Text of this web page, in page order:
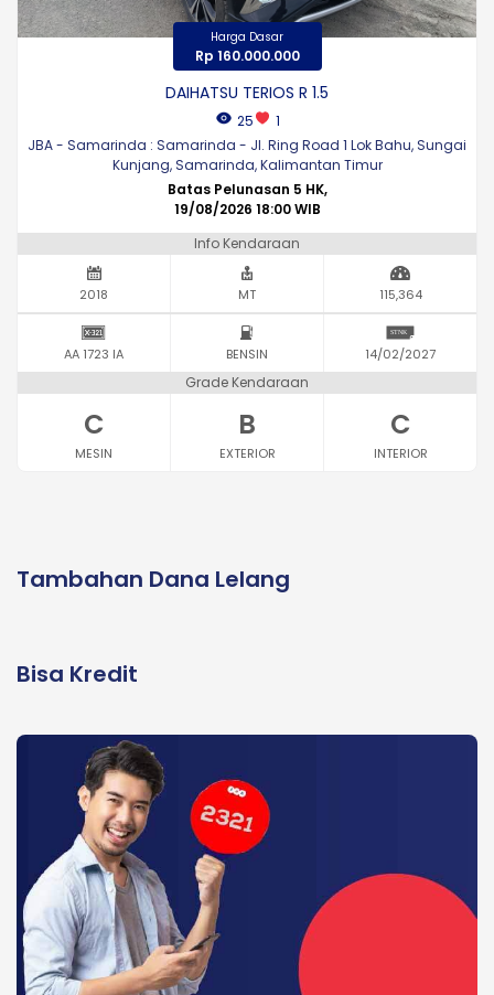
Harga Dasar
Rp 160.000.000
DAIHATSU TERIOS R 1.5
25
1
JBA - Samarinda : Samarinda - Jl. Ring Road 1 Lok Bahu, Sungai
Kunjang, Samarinda, Kalimantan Timur
Batas Pelunasan 5 HK,
19/08/2026 18:00 WIB
Info Kendaraan
2018 MT 115,364
AA 1723 IA BENSIN 14/02/2027
Grade Kendaraan
C
MESIN
B
EXTERIOR
C
INTERIOR
Tambahan Dana Lelang
Bisa Kredit